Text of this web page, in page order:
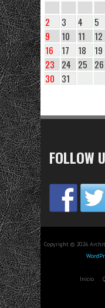
2
3 4 5
9
10 11 12
16
17 18 19
23
24 25 26
30
31
FOLLOW
Copyright © 2026
Início